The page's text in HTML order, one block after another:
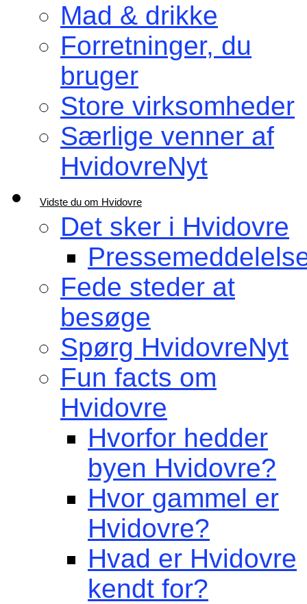
Mad & drikke
Forretninger, du
bruger
Store virksomheder
Særlige venner af
HvidovreNyt
Vidste du om Hvidovre
Det sker i Hvidovre
Fede steder at
besøge
Spørg HvidovreNyt
Fun facts om
Hvidovre
Hvorfor hedder
byen Hvidovre?
Hvor gammel er
Hvidovre?
Hvad er Hvidovre
kendt for?